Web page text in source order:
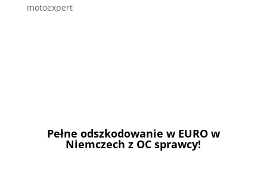
motoexpert
Pełne odszkodowanie w EURO w
Niemczech z OC sprawcy!